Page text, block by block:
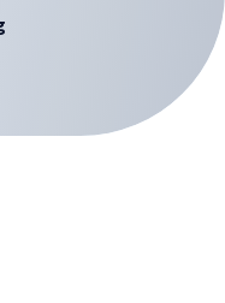
Het centrum van